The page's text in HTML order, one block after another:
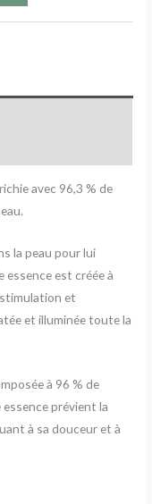
avec 96,3 % de
la peau pour lui
essence est créée à
et
et illuminée toute la
à 96 % de
prévient la
à sa douceur et à